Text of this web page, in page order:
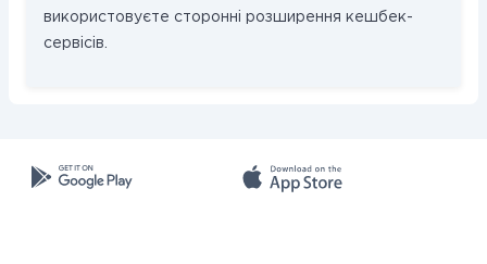
використовуєте сторонні розширення кешбек-
сервісів.